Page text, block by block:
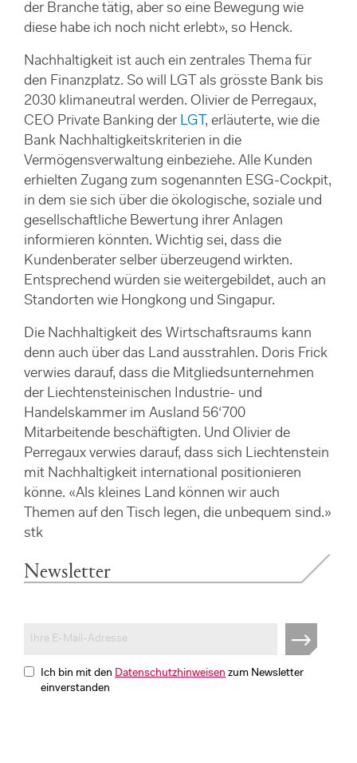
Newsletter
Ich bin mit den Datenschutzhinweisen zum Newsletter
einverstanden
der Branche tätig, aber so eine Bewegung wie
diese habe ich noch nicht erlebt», so Henck.
Nachhaltigkeit ist auch ein zentrales Thema für
den Finanzplatz. So will LGT als grösste Bank bis
2030 klimaneutral werden. Olivier de Perregaux,
CEO Private Banking der LGT, erläuterte, wie die
Bank Nachhaltigkeitskriterien in die
Vermögensverwaltung einbeziehe. Alle Kunden
erhielten Zugang zum sogenannten ESG-Cockpit,
in dem sie sich über die ökologische, soziale und
gesellschaftliche Bewertung ihrer Anlagen
informieren könnten. Wichtig sei, dass die
Kundenberater selber überzeugend wirkten.
Entsprechend würden sie weitergebildet, auch an
Standorten wie Hongkong und Singapur.
Die Nachhaltigkeit des Wirtschaftsraums kann
denn auch über das Land ausstrahlen. Doris Frick
verwies darauf, dass die Mitgliedsunternehmen
der Liechtensteinischen Industrie- und
Handelskammer im Ausland 56‘700
Mitarbeitende beschäftigten. Und Olivier de
Perregaux verwies darauf, dass sich Liechtenstein
mit Nachhaltigkeit international positionieren
könne. «Als kleines Land können wir auch
Themen auf den Tisch legen, die unbequem sind.»
stk